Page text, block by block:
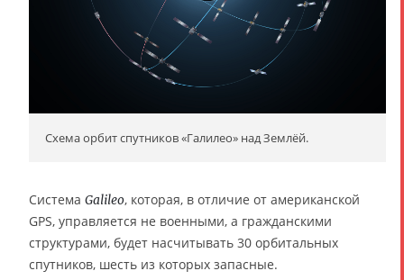
Схема орбит спутников «Галилео» над Землёй.
Система Galileo, которая, в отличие от американской
GPS, управляется не военными, а гражданскими
структурами, будет насчитывать 30 орбитальных
спутников, шесть из которых запасные.